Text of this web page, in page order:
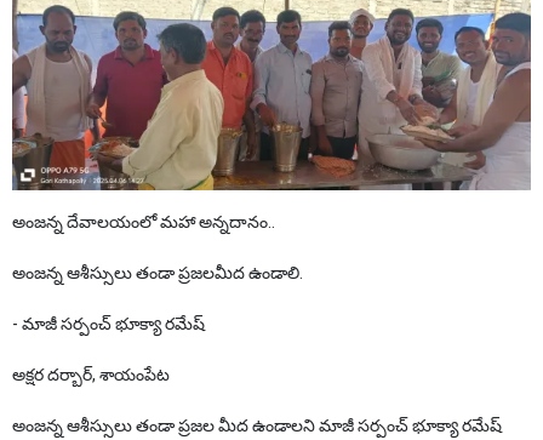
అంజన్న దేవాలయంలో మహా అన్నదానం..
అంజన్న ఆశీస్సులు తండా ప్రజలమీద ఉండాలి.
- మాజీ సర్పంచ్ భూక్యా రమేష్
అక్షర దర్బార్, శాయంపేట
అంజన్న ఆశీస్సులు తండా ప్రజల మీద ఉండాలని మాజీ సర్పంచ్ భూక్యా రమేష్